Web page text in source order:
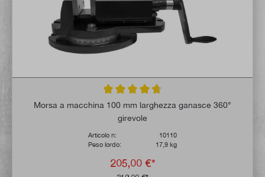
Valutazione media di 4.7 su 5 stelle
Morsa a macchina 100 mm larghezza ganasce 360°
girevole
Articolo n:
10110
Peso lordo:
17,9 kg
205,00 €*